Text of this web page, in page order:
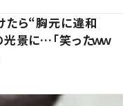
たら“胸元に違和
景に…「笑ったｗｗ